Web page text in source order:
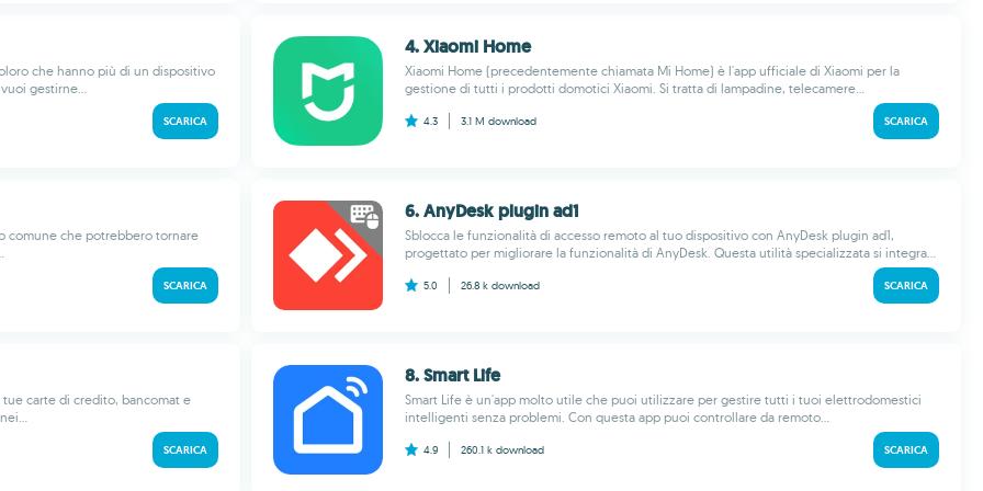
che hanno più di un dispositivo
gestirne...
SCARICA
4. Xiaomi Home
Xiaomi Home (precedentemente chiamata Mi Home) è l'app ufficiale di Xiaomi per la
gestione di tutti i prodotti domotici Xiaomi. Si tratta di lampadine, telecamere...
4.3 3.1 M download SCARICA
comune che potrebbero tornare
SCARICA
6. AnyDesk plugin ad1
Sblocca le funzionalità di accesso remoto al tuo dispositivo con AnyDesk plugin ad1,
progettato per migliorare la funzionalità di AnyDesk. Questa utilità specializzata si integra...
5.0 26.8 k download SCARICA
carte di credito, bancomat e
SCARICA
8. Smart Life
Smart Life è un'app molto utile che puoi utilizzare per gestire tutti i tuoi elettrodomestici
intelligenti senza problemi. Con questa app puoi controllare da remoto...
4.9 260.1 k download SCARICA